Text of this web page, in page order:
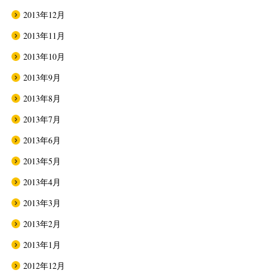
2013年12月
2013年11月
2013年10月
2013年9月
2013年8月
2013年7月
2013年6月
2013年5月
2013年4月
2013年3月
2013年2月
2013年1月
2012年12月